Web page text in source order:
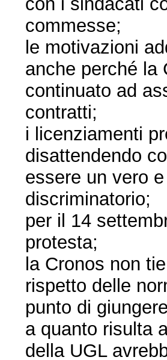
commesse;
le motivazioni
anche perché la
continuato ad
contratti;
i licenziamenti
disattendendo
essere un vero
discriminatorio;
per il 14
protesta;
la Cronos non
rispetto delle
punto di
a quanto risulta
della UGL